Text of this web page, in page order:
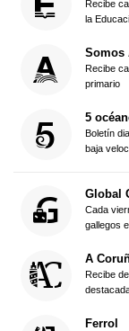
Recibe
la
Somos
Recibe
primario
5
Boletín
baja
Global
Cada
gallegos
A
Recibe
Ferrol